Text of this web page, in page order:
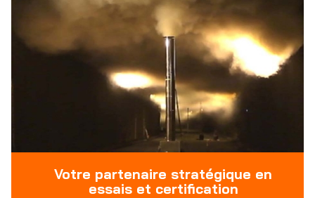
Votre partenaire stratégique en
essais et certification